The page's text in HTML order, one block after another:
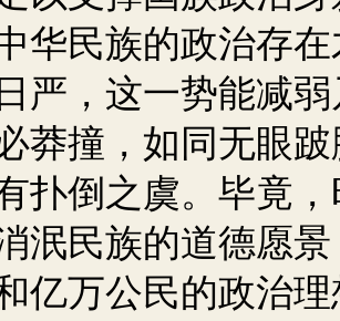
华民族的政治存
严，这一势能减
莽撞，如同无眼
扑倒之虞。毕竟
泯民族的道德愿
亿万公民的政治